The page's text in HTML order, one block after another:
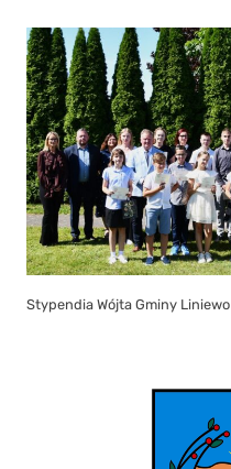
Stypendia Wójta Gminy Liniewo